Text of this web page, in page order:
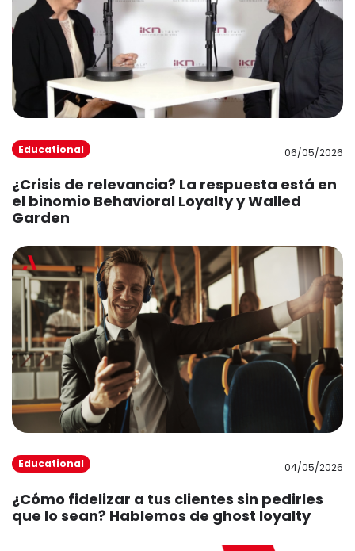
Educational 06/05/2026
¿Crisis de relevancia? La respuesta está en
el binomio Behavioral Loyalty y Walled
Garden
Educational 04/05/2026
¿Cómo fidelizar a tus clientes sin pedirles
que lo sean? Hablemos de ghost loyalty